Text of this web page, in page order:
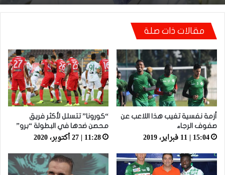
أيت منا: “كاع لي كانو كيساعدو الوداد عيط ليهم
يعاون”
مقالات ذات صلة
أزمة نفسية تغيب هذا اللاعب عن
صفوف الرجاء
15:04 | 11 فبراير، 2019
“كورونا” تتسلل لأكثر فريق
محصن ضدها في البطولة “برو”
11:28 | 27 أكتوبر، 2020